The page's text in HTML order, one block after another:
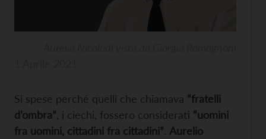
Si spese perché quelli che chiamava “fratelli
d’ombra” , i ciechi, fossero considerati “uomini
fra uomini, cittadini fra cittadini”. Aurelio